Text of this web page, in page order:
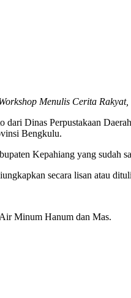
Menulis Cerita Rakyat,
Dinas Perpustakaan
Bengkulu.
Kepahiang yang sudah
secara lisan atau
Minum Hanum dan Mas.